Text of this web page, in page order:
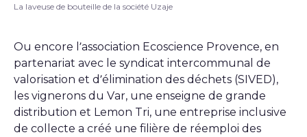
La laveuse de bouteille de la société Uzaje
Ou encore l’association Ecoscience Provence, en
partenariat avec le syndicat intercommunal de
valorisation et d’élimination des déchets (SIVED),
les vignerons du Var, une enseigne de grande
distribution et Lemon Tri, une entreprise inclusive
de collecte a créé une filière de réemploi des